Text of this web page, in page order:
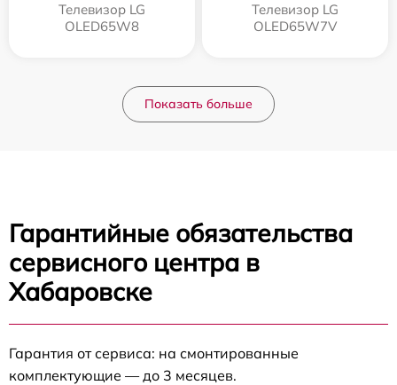
Телевизор LG
OLED65W8
Телевизор LG
OLED65W7V
Показать больше
Гарантийные обязательства
сервисного центра в
Хабаровске
Гарантия от сервиса: на смонтированные
комплектующие — до 3 месяцев.